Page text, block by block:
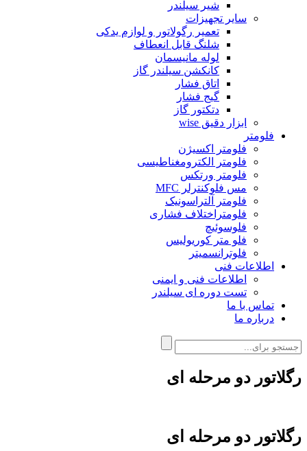
شیر سیلندر
سایر تجهیزات
تعمیر رگولاتور و لوازم یدکی
شلنگ قابل انعطاف
لوله مانیسمان
کانکشن سیلندر گاز
اتاق فشار
گیج فشار
دتکتور گاز
ابزار دقیق wise
فلومتر
فلومتر اکسیژن
فلومتر الکترومغناطیسی
فلومتر ورتکس
مس فلوکنترلر MFC
فلومتر آلتراسونیک
فلومتراختلاف فشاری
فلوسوئیچ
فلو متر کوریولیس
فلوترانسمیتر
اطلاعات فنی
اطلاعات فنی و ایمنی
تست دوره ای سیلندر
تماس با ما
درباره ما
رگلاتور دو مرحله ای
رگلاتور دو مرحله ای